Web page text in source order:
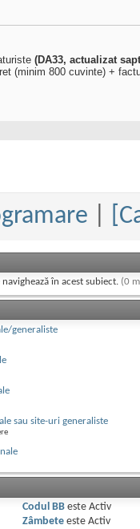
(DA33, actualizat
(minim 800 cuvinte) +
în acest subiect. (0
generaliste
sau site-uri generaliste
Codul BBeste Activ
Zâmbeteeste Activ